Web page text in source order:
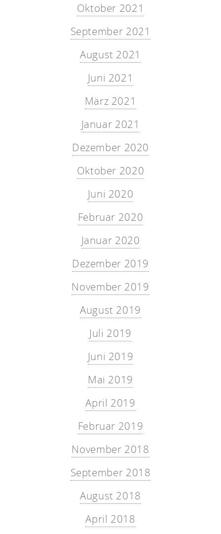
Oktober 2021
September 2021
August 2021
Juni 2021
März 2021
Januar 2021
Dezember 2020
Oktober 2020
Juni 2020
Februar 2020
Januar 2020
Dezember 2019
November 2019
August 2019
Juli 2019
Juni 2019
Mai 2019
April 2019
Februar 2019
November 2018
September 2018
August 2018
April 2018